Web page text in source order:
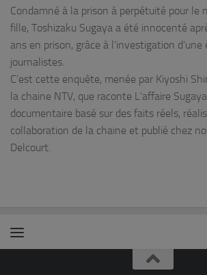
Condamné à la prison à perpétuité pour le
fille, Toshizaku Sugaya a été innocenté
ans en prison, grâce à l’investigation d’une
journalistes.
C’est cette enquête, menée par Kiyoshi
la chaine NTV, que raconte L’affaire
documentaire basé sur des faits réels,
collaboration de la chaine et publié chez
Delcourt.